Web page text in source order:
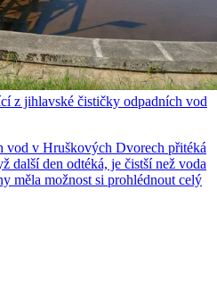
z jihlavské čističky odpadních vod
vod v Hruškových Dvorech přitéká
další den odtéká, je čistší než voda
měla možnost si prohlédnout celý